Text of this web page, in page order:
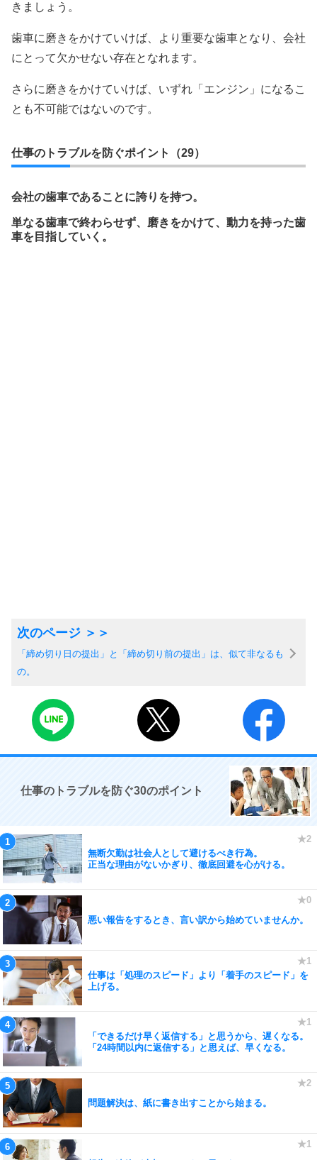
きましょう。
歯車に磨きをかけていけば、より重要な歯車となり、会社
にとって欠かせない存在となれます。
さらに磨きをかけていけば、いずれ「エンジン」になるこ
とも不可能ではないのです。
仕事のトラブルを防ぐポイント（29）
会社の歯車であることに誇りを持つ。
単なる歯車で終わらせず、磨きをかけて、動力を持った歯
車を目指していく。
「締め切り日の提出」と「締め切り前の提出」は、似て非なるも
の。
仕事のトラブルを防ぐ30のポイント
無断欠勤は社会人として避けるべき行為。
正当な理由がないかぎり、徹底回避を心がける。
悪い報告をするとき、言い訳から始めていませんか。
仕事は「処理のスピード」より「着手のスピード」を
上げる。
「できるだけ早く返信する」と思うから、遅くなる。
「24時間以内に返信する」と思えば、早くなる。
問題解決は、紙に書き出すことから始まる。